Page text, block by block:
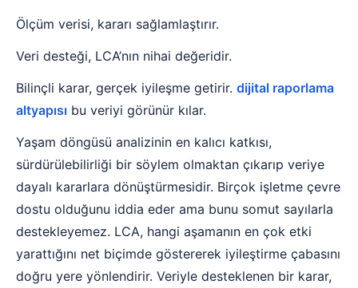
Ölçüm verisi, kararı sağlamlaştırır.
Veri desteği, LCA’nın nihai değeridir.
Bilinçli karar, gerçek iyileşme getirir. dijital raporlama
altyapısı bu veriyi görünür kılar.
Yaşam döngüsü analizinin en kalıcı katkısı,
sürdürülebilirliği bir söylem olmaktan çıkarıp veriye
dayalı kararlara dönüştürmesidir. Birçok işletme çevre
dostu olduğunu iddia eder ama bunu somut sayılarla
destekleyemez. LCA, hangi aşamanın en çok etki
yarattığını net biçimde göstererek iyileştirme çabasını
doğru yere yönlendirir. Veriyle desteklenen bir karar,